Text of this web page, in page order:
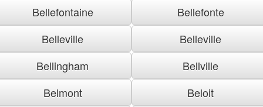
Bellefontaine
Bellefonte
Belleville
Belleville
Bellingham
Bellville
Belmont
Beloit